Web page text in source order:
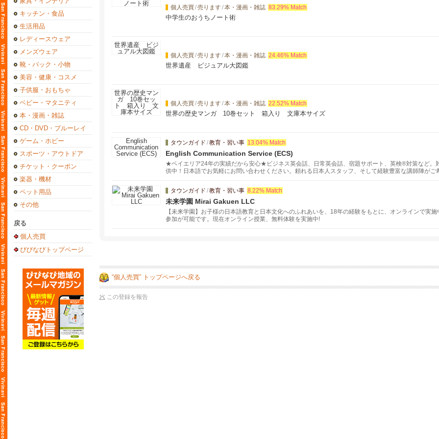
キッチン・食品
生活用品
レディースウェア
メンズウェア
靴・バック・小物
美容・健康・コスメ
子供服・おもちゃ
ベビー・マタニティ
本・漫画・雑誌
CD・DVD・ブルーレイ
ゲーム・ホビー
スポーツ・アウトドア
チケット・クーポン
楽器・機材
ペット用品
その他
戻る
個人売買
びびなびトップページ
個人売買 /売ります/本・漫画・雑誌 83.29% Match
中学生のおうちノート術
個人売買 /売ります/本・漫画・雑誌 24.46% Match
世界遺産 ビジュアル大図鑑
個人売買 /売ります/本・漫画・雑誌 22.52% Match
世界の歴史マンガ 10巻セット 箱入り 文庫本サイズ
タウンガイド /教育・習い事 13.04% Match
English Communication Service (ECS)
★ベイエリア24年の実績だから安心★ビジネス英会話、日常英会話、宿題サポート、英検®対策など。
供中！日本語でお気軽にお問い合わせください。頼れる日本人スタッフ、そして経験豊富な講師陣が
タウンガイド /教育・習い事 8.22% Match
未来学園 Mirai Gakuen LLC
【未来学園】お子様の日本語教育と日本文化へのふれあいを、18年の経験をもとに、オンラインで実
参加が可能です。現在オンライン授業、無料体験を実施中!
“個人売買” トップページへ戻る
この登録を報告